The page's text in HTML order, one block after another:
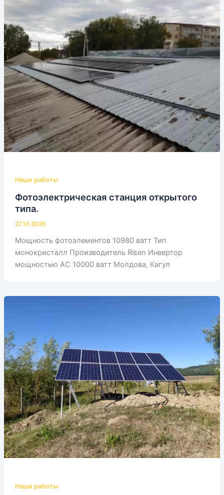
Наши работы
Фотоэлектрическая станция открытого
типа.
27.10.2020
Мощность фотоэлементов 10980 ватт Тип
монокристалл Производитель Risen Инвертор
мощностью АС 10000 ватт Молдова, Кагул
Наши работы